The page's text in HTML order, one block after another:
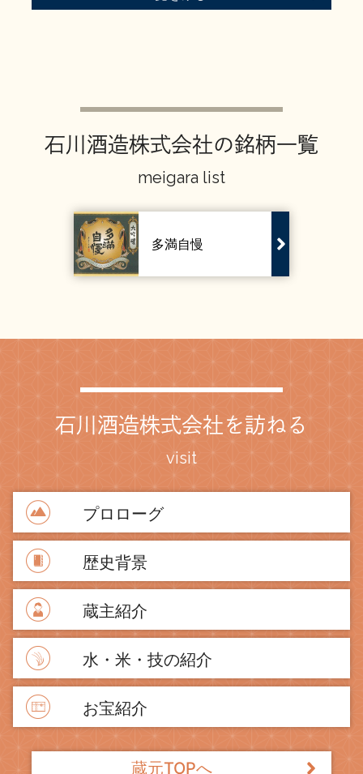
石川酒造株式会社の銘柄一覧
meigara list
多満自慢
石川酒造株式会社を訪ねる
visit
プロローグ
歴史背景
蔵主紹介
水・米・技の紹介
お宝紹介
蔵元TOPへ